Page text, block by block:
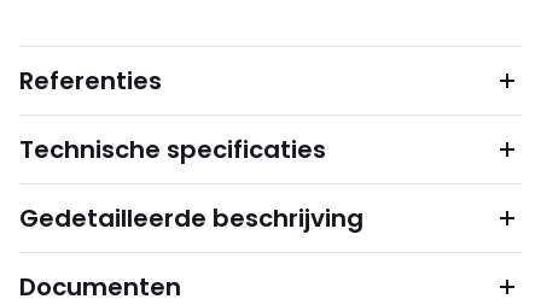
Referenties
Technische specificaties
Gedetailleerde beschrijving
Documenten